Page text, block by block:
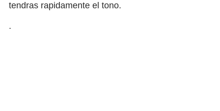
tendras rapidamente el tono.
.